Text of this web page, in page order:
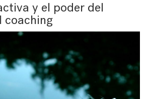
y el poder del
coaching